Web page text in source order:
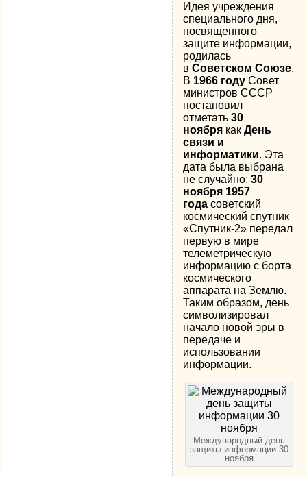
Идея учреждения
специального дня,
посвященного
защите информации,
родилась
вСоветском Союзе.
В 1966 году Совет
министров СССР
постановил
отметать30
ноября какДень
связи и
информатики. Эта
дата была выбрана
не случайно:30
ноября 1957
года советский
космический спутник
«Спутник-2» передал
первую в мире
телеметрическую
информацию с борта
космического
аппарата на Землю.
Таким образом, день
символизировал
начало новой эры в
передаче и
использовании
информации.
Международный день
защиты информации 30
ноября